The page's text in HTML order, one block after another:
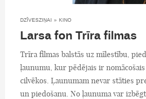
DZĪVESZIŅAI » KINO
Larsa fon Trīra filmas
Trīra filmas balstās uz mīlestību,
ļaunumu, kur pēdējais ir
cilvēkos. Ļaunumam nevar stāties
un piedošanu. No ļaunuma var